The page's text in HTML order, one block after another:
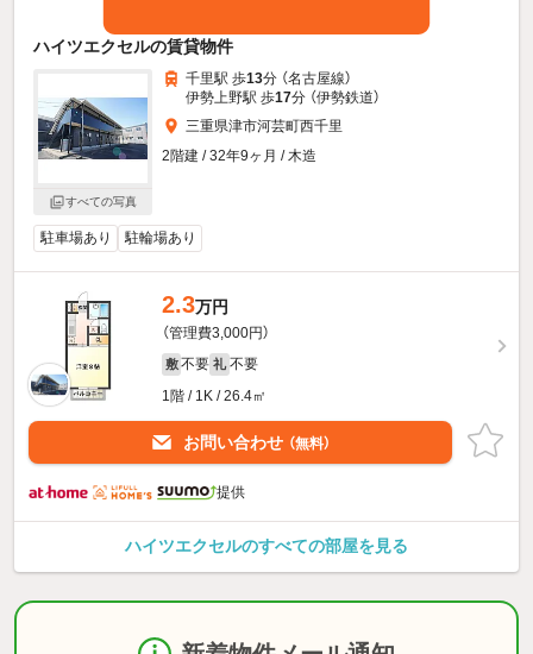
ハイツエクセルの賃貸物件
すべての写真
千里駅 歩13分 （名古屋線）
伊勢上野駅 歩17分 （伊勢鉄道）
三重県津市河芸町西千里
2階建 / 32年9ヶ月 / 木造
駐車場あり 駐輪場あり
2.3万円
（管理費3,000円）
敷 不要 礼 不要
1階 / 1K / 26.4㎡
お問い合わせ （無料）
提供
ハイツエクセルのすべての部屋を見る